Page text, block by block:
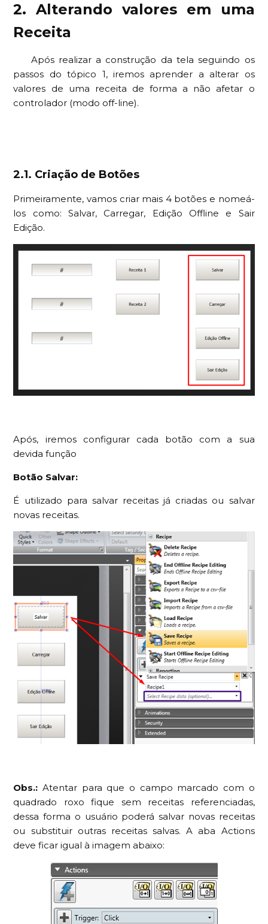
2. Alterando valores em uma
Receita
Após realizar a construção da tela seguindo os
passos do tópico 1, iremos aprender a alterar os
valores de uma receita de forma a não afetar o
controlador (modo off-line).
2.1. Criação de Botões
Primeiramente, vamos criar mais 4 botões e nomeá-
los como: Salvar, Carregar, Edição Offline e Sair
Edição.
Após, iremos configurar cada botão com a sua
devida função
Botão Salvar:
É utilizado para salvar receitas já criadas ou salvar
novas receitas.
Obs.: Atentar para que o campo marcado com o
quadrado roxo fique sem receitas referenciadas,
dessa forma o usuário poderá salvar novas receitas
ou substituir outras receitas salvas. A aba Actions
deve ficar igual à imagem abaixo: